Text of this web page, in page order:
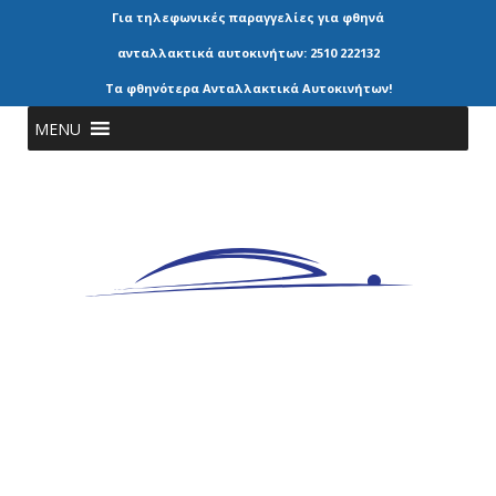
Για τηλεφωνικές παραγγελίες για φθηνά
ανταλλακτικά αυτοκινήτων: 2510 222132
Τα φθηνότερα Ανταλλακτικά Αυτοκινήτων!
MENU